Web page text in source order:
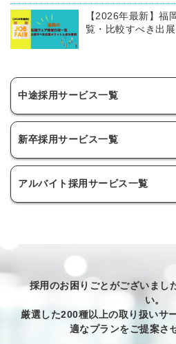
【2026年最新】福
覧・比較すべき出展
中途採用サービス一覧
新卒採用サービス一覧
アルバイト採用サービス一覧
採用のお困りごとがございまし
い。
厳選した200種以上の取り扱いサ
適なプランをご提案さ